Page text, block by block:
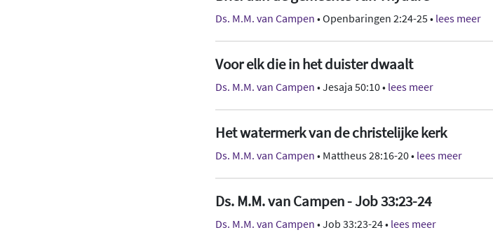
Ds. M.M. van Campen • Openbaringen 2:24-25 • lees meer
Voor elk die in het duister dwaalt
Ds. M.M. van Campen • Jesaja 50:10 • lees meer
Het watermerk van de christelijke kerk
Ds. M.M. van Campen • Mattheus 28:16-20 • lees meer
Ds. M.M. van Campen - Job 33:23-24
Ds. M.M. van Campen • Job 33:23-24 • lees meer